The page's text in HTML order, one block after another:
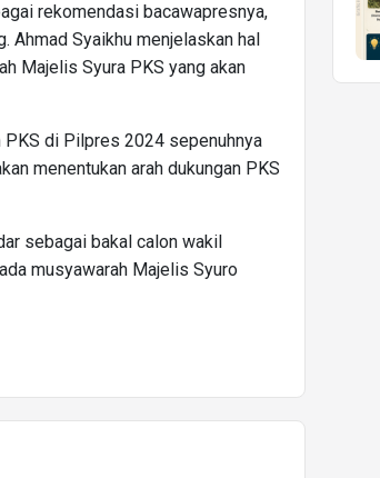
rekomendasi bacawapresnya,
Ahmad Syaikhu menjelaskan hal
Majelis Syura PKS yang akan
PKS di Pilpres 2024 sepenuhnya
menentukan arah dukungan PKS
sebagai bakal calon wakil
musyawarah Majelis Syuro